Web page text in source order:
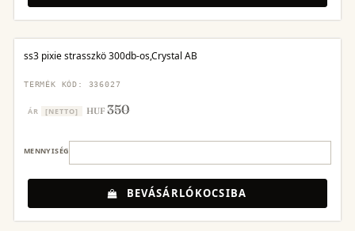
ss3 pixie strasszkö 300db-os,Crystal AB
TERMÉK KÓD: 336027
ÁR [NETTO] HUF350
MENNYISÉG
BEVÁSÁRLÓKOCSIBA